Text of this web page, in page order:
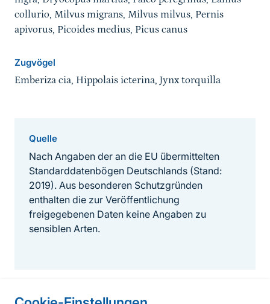
collurio, Milvus migrans, Milvus milvus, Pernis
apivorus, Picoides medius, Picus canus
Zugvögel
Emberiza cia, Hippolais icterina, Jynx torquilla
Quelle
Nach Angaben der an die EU übermittelten
Standarddatenbögen Deutschlands (Stand:
2019). Aus besonderen Schutzgründen
enthalten die zur Veröffentlichung
freigegebenen Daten keine Angaben zu
sensiblen Arten.